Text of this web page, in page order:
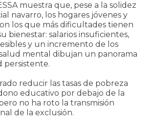
muestra que, pese a la solidez
navarro, los hogares jóvenes y
los que más dificultades tienen
bienestar: salarios insuficientes,
y un incremento de los
mental dibujan un panorama
persistente.
reducir las tasas de pobreza
educativo por debajo de la
no ha roto la transmisión
de la exclusión.